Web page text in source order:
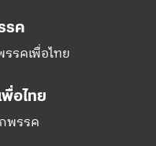
รค
รคเพื่อไทย
อไทย
พรรค